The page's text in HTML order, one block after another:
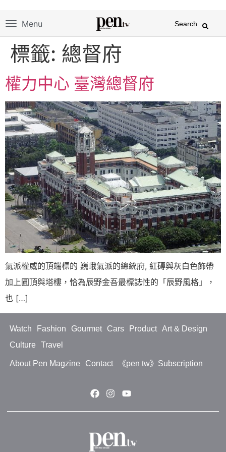
Menu Search
標籤: 總督府
權力中心 臺灣總督府
氣派權威的頂端標的 巍峨氣派的總統府, 紅磚與灰白色飾帶
加上圓頂與塔樓，恰為辰野金吾最標誌性的「辰野風格」，
也 […]
Watch Fashion Gourmet Cars Product
Art & Design
Culture
Travel
About Pen Magzine Contact 《pen tw》Subscription